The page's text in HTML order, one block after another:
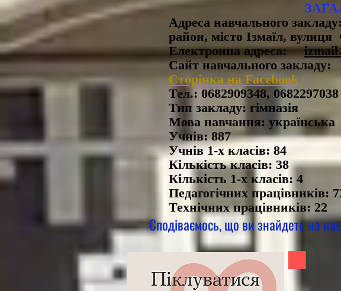
Адреса навчального
район, місто Ізмаїл,
Електронна адреса:
Сайт навчального закладу:
Сторінка на Facebook
Тел.: 0682909348, 0682297038
Тип закладу: гімназія
Мова навчання: українська
Учнів: 887
Учнів 1-х класів: 84
Кількість класів: 38
Кількість 1-х класів: 4
Педагогічних працівників:
Технічних працівників: 22
Сподіваємось, що ви знайдете на